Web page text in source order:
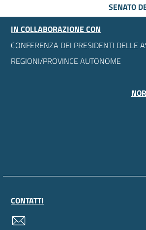
SENATO
IN COLLABORAZIONE CON
CONFERENZA DEI PRESIDENTI DELLE
REGIONI/PROVINCE AUTONOME
CONTATTI